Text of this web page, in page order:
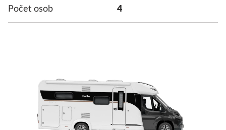
Počet osob 4